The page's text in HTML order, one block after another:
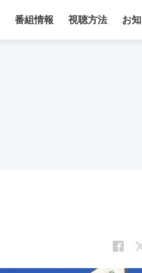
番組情報 視聴方法 お